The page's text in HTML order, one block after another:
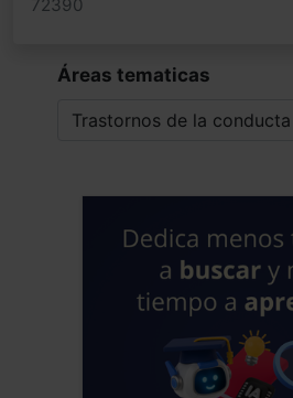
72390
Áreas tematicas